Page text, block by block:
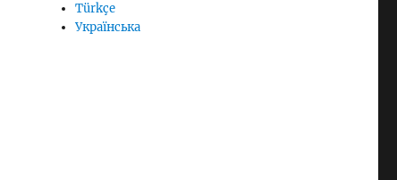
Türkçe
Українська